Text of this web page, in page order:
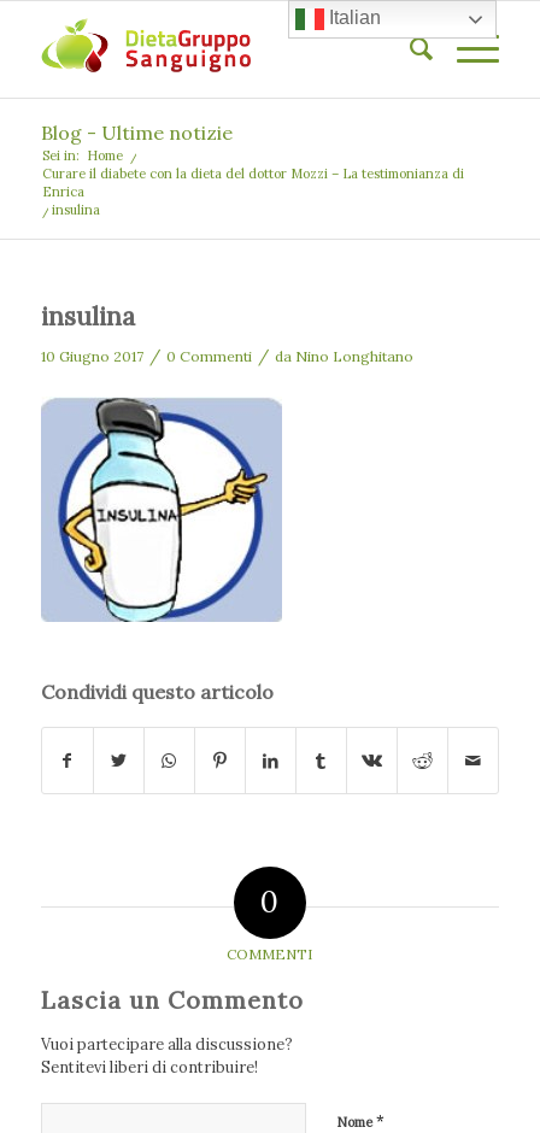
Blog - Ultime notizie
Sei in: Home
/
Curare il diabete con la dieta del dottor Mozzi – La testimonianza di
Enrica
/ insulina
insulina
10 Giugno 2017 / 0 Commenti / da Nino Longhitano
Condividi questo articolo
0
COMMENTI
Lascia un Commento
Vuoi partecipare alla discussione?
Sentitevi liberi di contribuire!
Nome*
Italian